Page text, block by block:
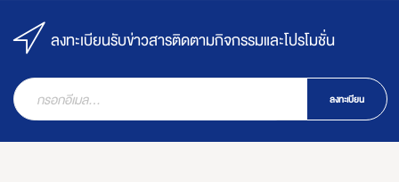
ลงทะเบียนรับข่าวสารติดตามกิจกรรมและโปรโมชั่น
ลงทะเบียน